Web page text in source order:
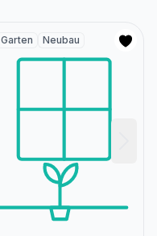
Garten Neubau